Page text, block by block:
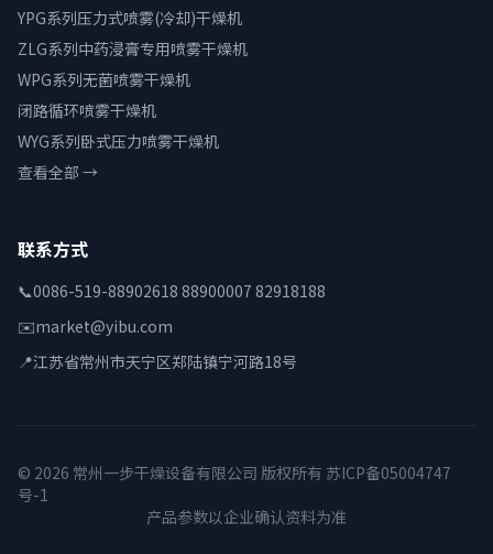
YPG系列压力式喷雾(冷却)干燥机
ZLG系列中药浸膏专用喷雾干燥机
WPG系列无菌喷雾干燥机
闭路循环喷雾干燥机
WYG系列卧式压力喷雾干燥机
查看全部 →
联系方式
📞0086-519-88902618 88900007 82918188
✉️market@yibu.com
📍江苏省常州市天宁区郑陆镇宁河路18号
© 2026 常州一步干燥设备有限公司 版权所有 苏ICP备05004747
号-1
产品参数以企业确认资料为准